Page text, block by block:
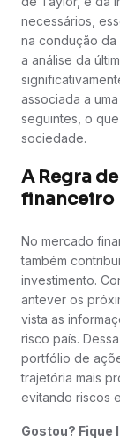
necessários,
na condução da
a análise da
associada a
seguintes, o
sociedade.
A Regra
financeiro
No mercado
também
investimento.
antever os
vista as
risco país.
portfólio de
trajetória mais
evitando riscos
Gostou? Fique